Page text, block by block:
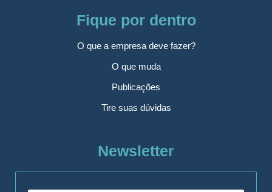
Fique por dentro
O que a empresa deve fazer?
O que muda
Publicações
Tire suas dúvidas
Newsletter